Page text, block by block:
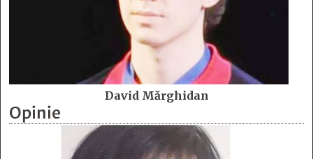
David Mărghidan
Opinie